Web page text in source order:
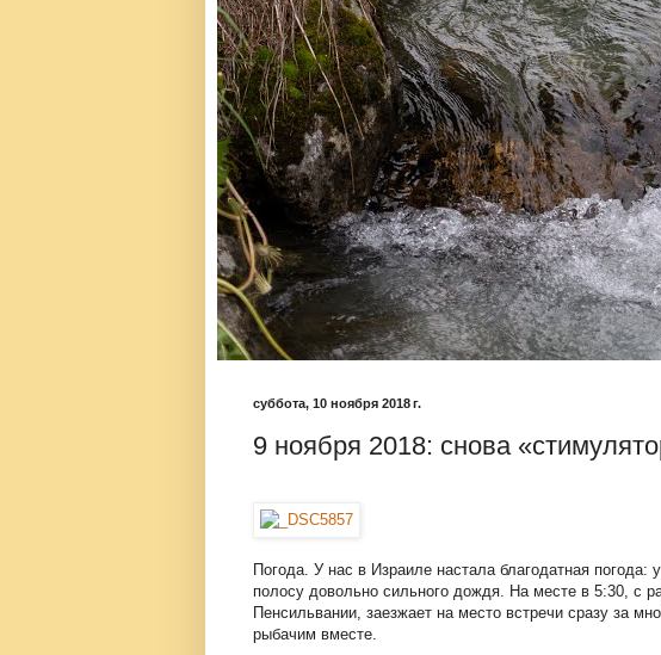
суббота, 10 ноября 2018 г.
9 ноября 2018: снова
Погода. У нас в Израиле настала благодатная
полосу довольно сильного дождя. На месте в 5:30, с
Пенсильвании, заезжает на место встречи сразу за
рыбачим вместе.